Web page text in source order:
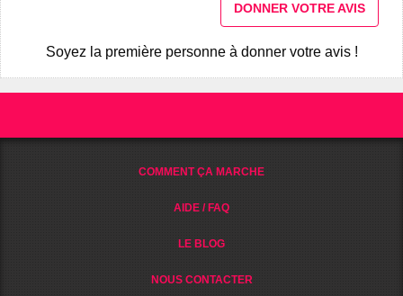
DONNER VOTRE AVIS
Soyez la première personne à donner votre avis !
COMMENT ÇA MARCHE
AIDE / FAQ
LE BLOG
NOUS CONTACTER